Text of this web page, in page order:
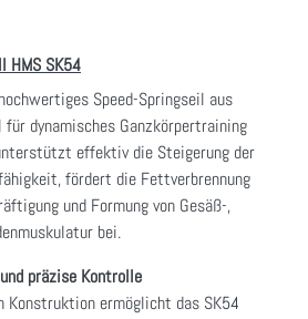
HMS SK54
Speed-Springseil aus
dynamisches Ganzkörpertraining
effektiv die Steigerung der
fördert die Fettverbrennung
und Formung von Gesäß-,
bei.
präzise Kontrolle
Konstruktion ermöglicht das SK54